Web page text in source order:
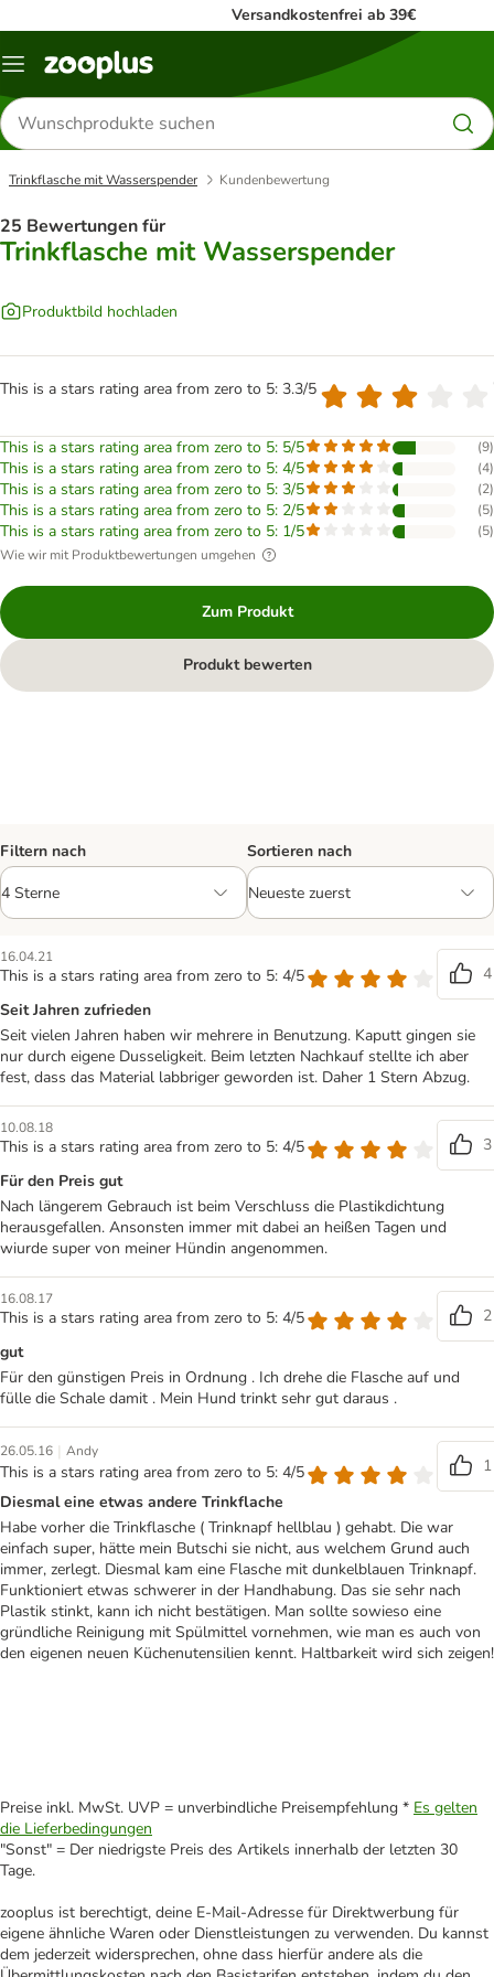
Versandkostenfrei ab 39€
Menü
Produkte
suchen
Trinkflasche mit Wasserspender Kundenbewertung
25 Bewertungen für
Trinkflasche mit Wasserspender
Produktbild hochladen
This is a stars rating area from zero to 5: 3.3/5
This is a stars rating area from zero to 5: 5/5 (9)
This is a stars rating area from zero to 5: 4/5 (4)
This is a stars rating area from zero to 5: 3/5 (2)
This is a stars rating area from zero to 5: 2/5 (5)
This is a stars rating area from zero to 5: 1/5 (5)
Wie wir mit Produktbewertungen umgehen
Zum Produkt
Produkt bewerten
Filtern nach Sortieren nach
16.04.21
This is a stars rating area from zero to 5: 4/5
4
Seit Jahren zufrieden
Seit vielen Jahren haben wir mehrere in Benutzung. Kaputt gingen sie
nur durch eigene Dusseligkeit. Beim letzten Nachkauf stellte ich aber
fest, dass das Material labbriger geworden ist. Daher 1 Stern Abzug.
10.08.18
This is a stars rating area from zero to 5: 4/5
3
Für den Preis gut
Nach längerem Gebrauch ist beim Verschluss die Plastikdichtung
herausgefallen. Ansonsten immer mit dabei an heißen Tagen und
wiurde super von meiner Hündin angenommen.
16.08.17
This is a stars rating area from zero to 5: 4/5
2
gut
Für den günstigen Preis in Ordnung . Ich drehe die Flasche auf und
fülle die Schale damit . Mein Hund trinkt sehr gut daraus .
26.05.16 | Andy
This is a stars rating area from zero to 5: 4/5
1
Diesmal eine etwas andere Trinkflache
Habe vorher die Trinkflasche ( Trinknapf hellblau ) gehabt. Die war
einfach super, hätte mein Butschi sie nicht, aus welchem Grund auch
immer, zerlegt. Diesmal kam eine Flasche mit dunkelblauen Trinknapf.
Funktioniert etwas schwerer in der Handhabung. Das sie sehr nach
Plastik stinkt, kann ich nicht bestätigen. Man sollte sowieso eine
gründliche Reinigung mit Spülmittel vornehmen, wie man es auch von
den eigenen neuen Küchenutensilien kennt. Haltbarkeit wird sich zeigen!
Preise inkl. MwSt. UVP = unverbindliche Preisempfehlung * Es gelten
die Lieferbedingungen
"Sonst" = Der niedrigste Preis des Artikels innerhalb der letzten 30
Tage.
zooplus ist berechtigt, deine E-Mail-Adresse für Direktwerbung für
eigene ähnliche Waren oder Dienstleistungen zu verwenden. Du kannst
dem jederzeit widersprechen, ohne dass hierfür andere als die